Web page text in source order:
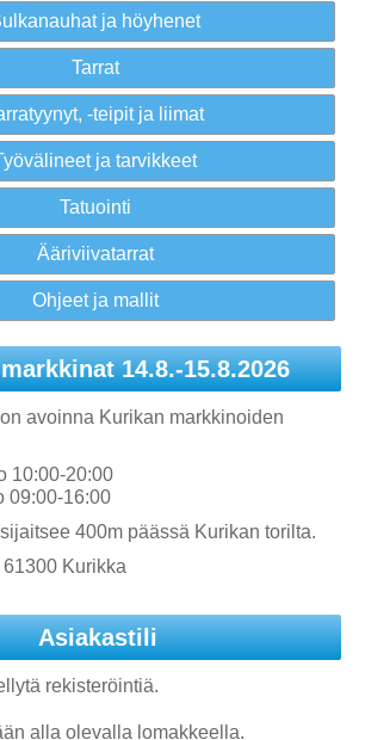
ja höyhenet
Tarrat
-teipit ja liimat
ja tarvikkeet
Tatuointi
Ääriviivatarrat
Ohjeet ja mallit
14.8.-15.8.2026
avoinna Kurikan markkinoiden
10:00-20:00
09:00-16:00
400m päässä Kurikan torilta.
Kurikka
Asiakastili
rekisteröintiä.
alla olevalla lomakkeella.